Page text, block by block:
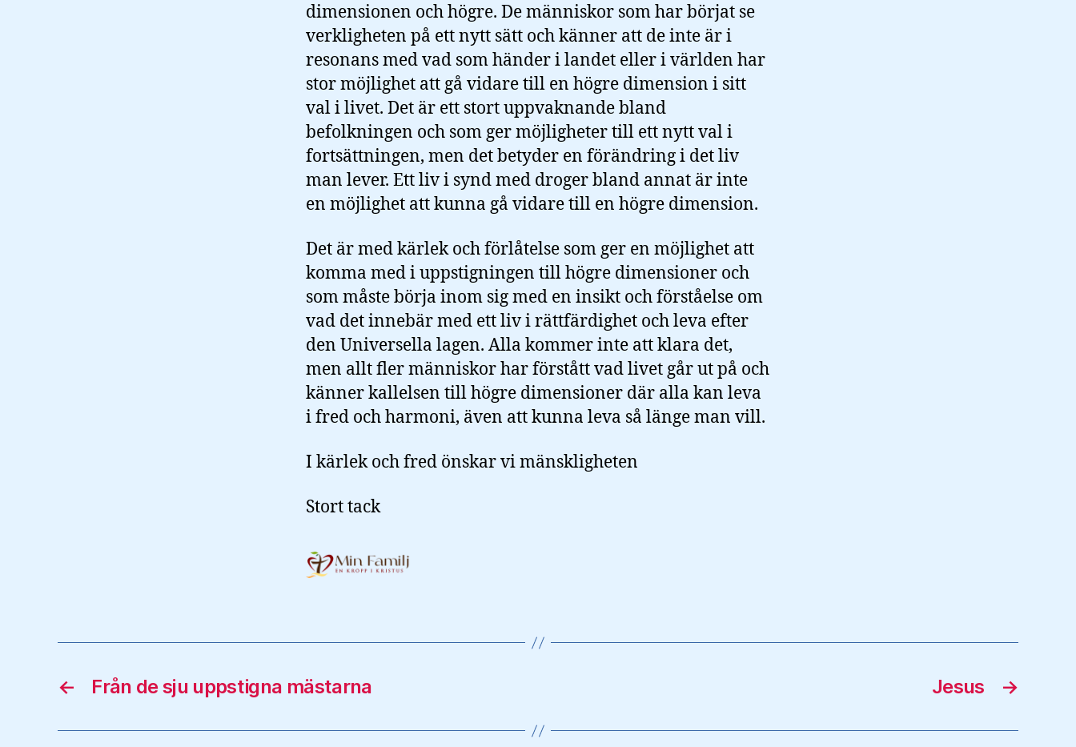
dimensionen och högre. De människor som har börjat se
verkligheten på ett nytt sätt och känner att de inte är i
resonans med vad som händer i landet eller i världen har
stor möjlighet att gå vidare till en högre dimension i sitt
val i livet. Det är ett stort uppvaknande bland
befolkningen och som ger möjligheter till ett nytt val i
fortsättningen, men det betyder en förändring i det liv
man lever. Ett liv i synd med droger bland annat är inte
en möjlighet att kunna gå vidare till en högre dimension.
Det är med kärlek och förlåtelse som ger en möjlighet att
komma med i uppstigningen till högre dimensioner och
som måste börja inom sig med en insikt och förståelse om
vad det innebär med ett liv i rättfärdighet och leva efter
den Universella lagen. Alla kommer inte att klara det,
men allt fler människor har förstått vad livet går ut på och
känner kallelsen till högre dimensioner där alla kan leva
i fred och harmoni, även att kunna leva så länge man vill.
I kärlek och fred önskar vi mänskligheten
Stort tack
← Från de sju uppstigna mästarna →
Jesus